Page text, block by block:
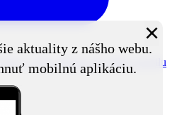
z obce priamo do vášho mobilu
aktuality z nášho webu.
mobilnú aplikáciu.
×